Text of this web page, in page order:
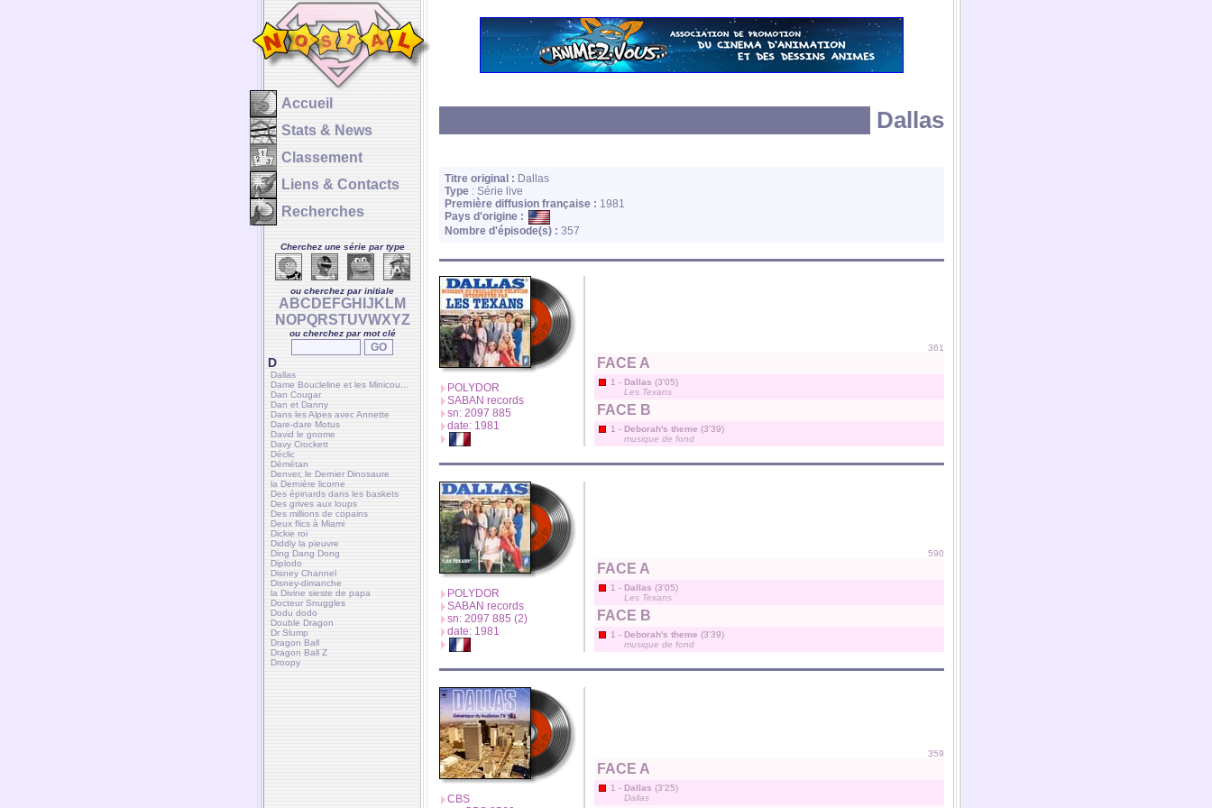
Accueil
Stats & News
Classement
Liens & Contacts
Recherches
Cherchez une série par type
ou cherchez par initiale
A BC D E FGH J K LM
NOPQRSTUVWXYZ
ou cherchez par mot clé
D
Dallas
Dame Boucleline et les Minicou...
Dan Cougar
Dan et Danny
Dans les Alpes avec Annette
Dare-dare Motus
David le gnome
Davy Crockett
Déclic
Démétan
Denver, le Dernier Dinosaure
la Dernière licorne
Des épinards dans les baskets
Des grives aux loups
Des millions de copains
Deux flics à Miami
Dickie roi
Diddly la pieuvre
Ding Dang Dong
Diplodo
Disney Channel
Disney-dimanche
la Divine sieste de papa
Docteur Snuggles
Dodu dodo
Double Dragon
Dr Slump
Dragon Ball
Dragon Ball Z
Droopy
Dallas
Titre original : Dallas
Type : Série live
Première diffusion française : 1981
Pays d'origine :
Nombre d'épisode(s) : 357
POLYDOR
SABAN records
sn: 2097 885
date: 1981
361
FACE A
1 - Dallas (3'05)
Les Texans
FACE B
1 - Deborah's theme (3'39)
musique de fond
POLYDOR
SABAN records
sn: 2097 885 (2)
date: 1981
590
FACE A
1 - Dallas (3'05)
Les Texans
FACE B
1 - Deborah's theme (3'39)
musique de fond
CBS
359
FACE A
1 - Dallas (3'25)
Dallas